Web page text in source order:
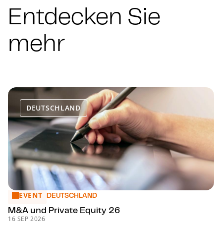
Entdecken Sie
mehr
DEUTSCHLAND
M&A und Private Equity 26
EVENT DEUTSCHLAND
M&A und Private Equity 26
16 SEP 2026